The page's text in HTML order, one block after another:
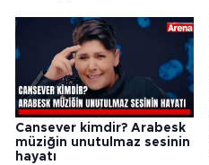
Cansever kimdir? Arabesk
müziğin unutulmaz sesinin
hayatı